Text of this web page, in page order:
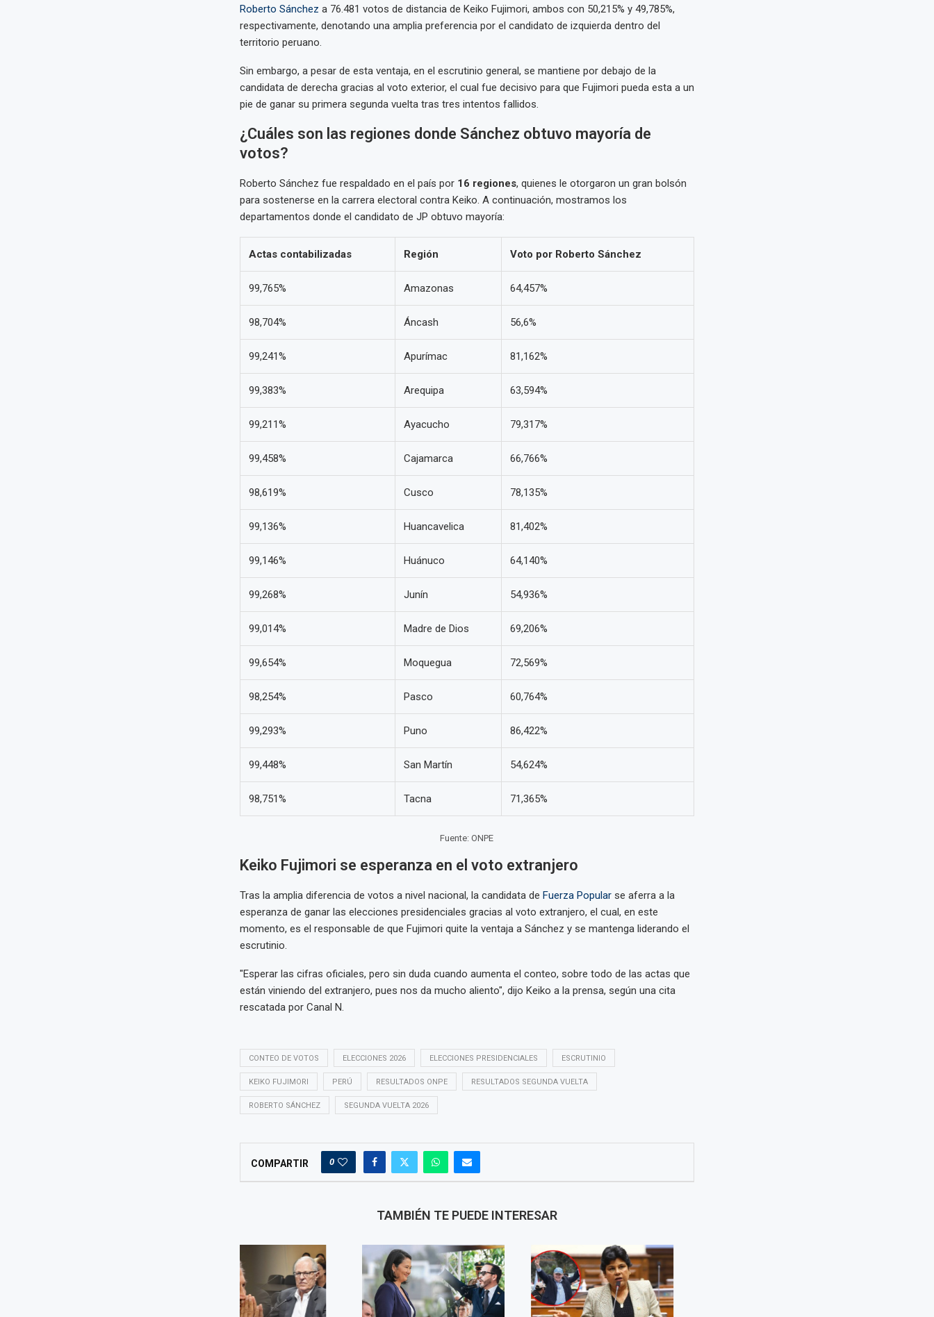
Roberto Sánchez a 76.481 votos de distancia de Keiko Fujimori, ambos con 50,215% y 49,785%,
respectivamente, denotando una amplia preferencia por el candidato de izquierda dentro del
territorio peruano.
Sin embargo, a pesar de esta ventaja, en el escrutinio general, se mantiene por debajo de la
candidata de derecha gracias al voto exterior, el cual fue decisivo para que Fujimori pueda esta a un
pie de ganar su primera segunda vuelta tras tres intentos fallidos.
¿Cuáles son las regiones donde Sánchez obtuvo mayoría de
votos?
Roberto Sánchez fue respaldado en el país por 16 regiones, quienes le otorgaron un gran bolsón
para sostenerse en la carrera electoral contra Keiko. A continuación, mostramos los
departamentos donde el candidato de JP obtuvo mayoría:
Actas contabilizadas Región Voto por Roberto Sánchez
99,765% Amazonas 64,457%
98,704% Áncash 56,6%
99,241% Apurímac 81,162%
99,383% Arequipa 63,594%
99,211% Ayacucho 79,317%
99,458% Cajamarca 66,766%
98,619% Cusco 78,135%
99,136% Huancavelica 81,402%
99,146% Huánuco 64,140%
99,268% Junín 54,936%
99,014% Madre de Dios 69,206%
99,654% Moquegua 72,569%
98,254% Pasco 60,764%
99,293% Puno 86,422%
99,448% San Martín 54,624%
98,751% Tacna 71,365%
Fuente: ONPE
Keiko Fujimori se esperanza en el voto extranjero
Tras la amplia diferencia de votos a nivel nacional, la candidata de Fuerza Popular se aferra a la
esperanza de ganar las elecciones presidenciales gracias al voto extranjero, el cual, en este
momento, es el responsable de que Fujimori quite la ventaja a Sánchez y se mantenga liderando el
escrutinio.
"Esperar las cifras oficiales, pero sin duda cuando aumenta el conteo, sobre todo de las actas que
están viniendo del extranjero, pues nos da mucho aliento", dijo Keiko a la prensa, según una cita
rescatada por Canal N.
CONTEO DE VOTOS ELECCIONES 2026 ELECCIONES PRESIDENCIALES ESCRUTINIO
KEIKO FUJIMORI PERÚ RESULTADOS ONPE RESULTADOS SEGUNDA VUELTA
ROBERTO SÁNCHEZ SEGUNDA VUELTA 2026
COMPARTIR 0
TAMBIÉN TE PUEDE INTERESAR